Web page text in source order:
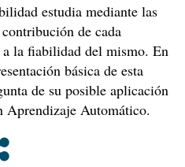
estudia mediante las
de cada
a la fiabilidad del mismo. En
básica de esta
de su posible aplicación
Aprendizaje Automático.